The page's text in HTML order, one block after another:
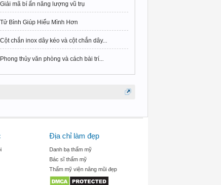
Giải mã bí ẩn năng lượng vũ trụ
Tử Bình Giúp Hiểu Mình Hơn
Cột chắn inox dây kéo và cột chắn dây...
Phong thủy văn phòng và cách bài trí...
Địa chỉ làm đẹp
Danh bạ thẩm mỹ
Bác sĩ thẩm mỹ
Thẩm mỹ viện nâng mũi đẹp